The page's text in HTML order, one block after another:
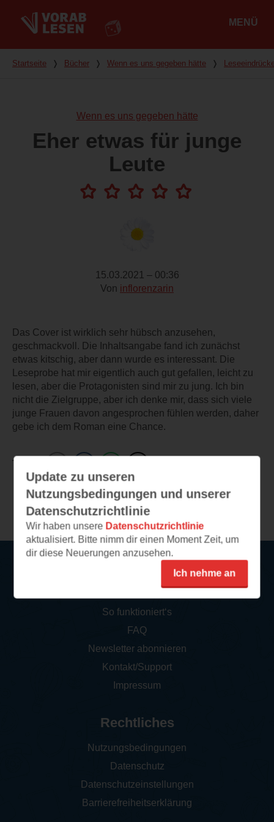
MENÜ
Du bist hier
Startseite ❭ Bücher ❭ Wenn es uns gegeben hätte ❭
Wenn es uns gegeben hätte
Eher etwas für junge
Leute
15.03.2021 – 00:36
Von inflorenzarin
Das Cover ist wirklich sehr hübsch anzusehen,
geschmackvoll. Die Inhaltsangabe fand ich zunächst
etwas kitschig, aber dann wurde es interessant. Die
Leseprobe hat mir eigentlich auch gut gefallen, leicht zu
lesen, aber die Protagonisten sind mir zu jung. Ich bin
nicht die Zielgruppe, aber ich denke mir, dass sich viele
junge Frauen davon angesprochen fühlen werden, daher
gebe ich dem Roman eine Chance.
TEILEN
Weitere Leseeindrücke
Update zu unseren
Nutzungsbedingungen und unserer
Datenschutzrichtlinie
Wir haben unsere Datenschutzrichtlinie
aktualisiert. Bitte nimm dir einen Moment Zeit, um
dir diese Neuerungen anzusehen.
Ich nehme an
So funktioniert‘s
FAQ
Newsletter abonnieren
Kontakt/Support
Impressum
Rechtliches
Nutzungsbedingungen
Datenschutz
Datenschutzeinstellungen
Barrierefreiheitserklärung